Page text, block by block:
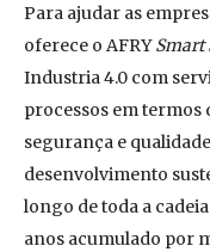
Para ajudar as
oferece o AFRYSmart
Industria 4.0 com
processos em
segurança e
desenvolvimento
longo de toda a
anos acumulado por